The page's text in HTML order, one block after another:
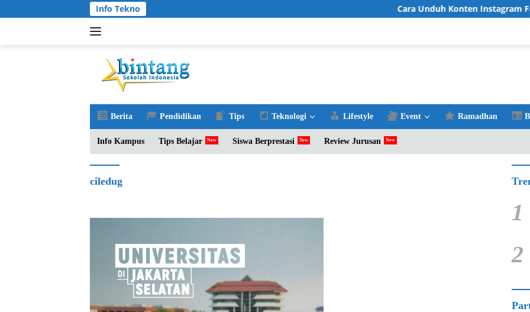
ke
Info Tekno Cara Unduh Konten Instagram
Berita Pendidikan Tips Teknologi Lifestyle Event Ramadhan
Info Kampus Tips Belajar Siswa Berprestasi Review Jurusan
ciledug
1
2